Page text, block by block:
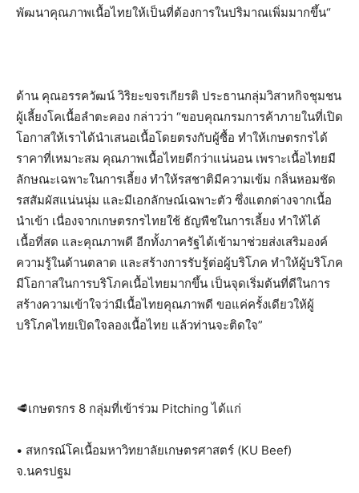
พัฒนาคุณภาพเนื้อไทยให้เป็นที่ต้องการในปริมาณเพิ่มมากขึ้น“
ด้าน คุณอรรควัฒน์ วิริยะขจรเกียรติ ประธานกลุ่มวิสาหกิจชุมชน
ผู้เลี้ยงโคเนื้อลำตะคอง กล่าวว่า “ขอบคุณกรมการค้าภายในที่เปิด
โอกาสให้เราได้นำเสนอเนื้อโดยตรงกับผู้ซื้อ ทำให้เกษตรกรได้
ราคาที่เหมาะสม คุณภาพเนื้อไทยดีกว่าแน่นอน เพราะเนื้อไทยมี
ลักษณะเฉพาะในการเลี้ยง ทำให้รสชาติมีความเข้ม กลิ่นหอมชัด
รสสัมผัสแน่นนุ่ม และมีเอกลักษณ์เฉพาะตัว ซึ่งแตกต่างจากเนื้อ
นำเข้า เนื่องจากเกษตรกรไทยใช้ ธัญพืชในการเลี้ยง ทำให้ได้
เนื้อที่สด และคุณภาพดี อีกทั้งภาครัฐได้เข้ามาช่วยส่งเสริมองค์
ความรู้ในด้านตลาด และสร้างการรับรู้ต่อผู้บริโภค ทำให้ผู้บริโภค
มีโอกาสในการบริโภคเนื้อไทยมากขึ้น เป็นจุดเริ่มต้นที่ดีในการ
สร้างความเข้าใจว่ามีเนื้อไทยคุณภาพดี ขอแค่ครั้งเดียวให้ผู้
บริโภคไทยเปิดใจลองเนื้อไทย แล้วท่านจะติดใจ”
🥩เกษตรกร 8 กลุ่มที่เข้าร่วม Pitching ได้แก่
• สหกรณ์โคเนื้อมหาวิทยาลัยเกษตรศาสตร์ (KU Beef)
จ.นครปฐม